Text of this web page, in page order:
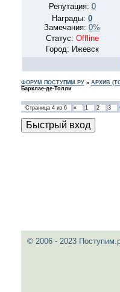
Репутация: 0
Награды: 0
Замечания: 0%
Статус: Offline
Город: Ижевск
ФОРУМ ПОСТУПИМ.РУ» АРХИВ
Барклае-де-Толли
Страница 4из 6 « 1 2 3
© 2006 - 2023